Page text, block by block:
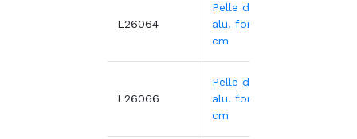
L26064
Pelle denrées
alu. fort 20X10
cm
L26066
Pelle denrées
alu. fort 23X12
cm